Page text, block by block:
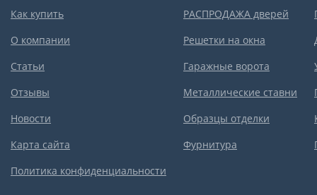
Как купить
О компании
Статьи
Отзывы
Новости
Карта сайта
Политика конфиденциальности
РАСПРОДАЖА дверей
Решетки на окна
Гаражные ворота
Металлические ставни
Образцы отделки
Фурнитура